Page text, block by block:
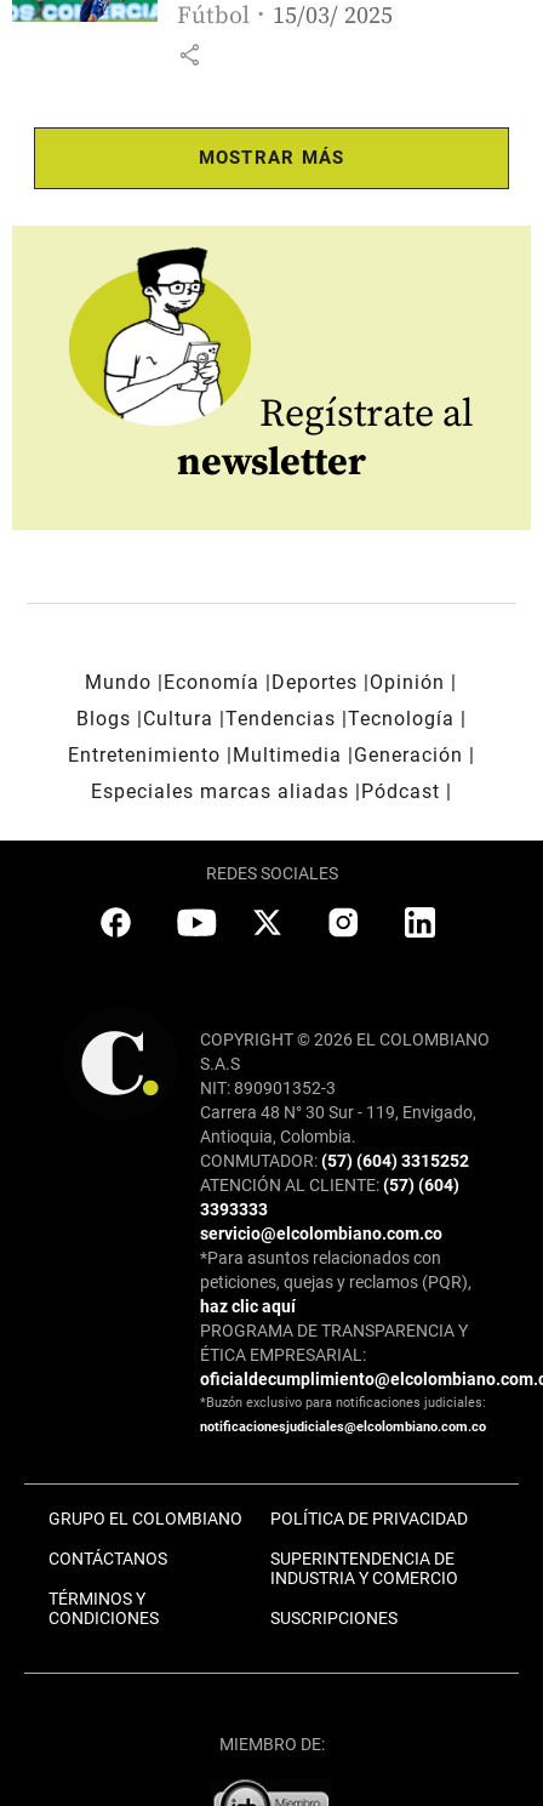
Fútbol 15/03/ 2025
share
MOSTRAR MÁS
Regístrate al
newsletter
Mundo Economía Deportes
Opinión
Blogs
Cultura Tendencias Tecnología
Entretenimiento
Multimedia
Generación
Especiales marcas aliadas
Pódcast
REDES SOCIALES
COPYRIGHT © 2026 EL COLOMBIANO
S.A.S
NIT: 890901352-3
Carrera 48 N° 30 Sur - 119, Envigado,
Antioquia, Colombia.
CONMUTADOR:(57) (604) 3315252
ATENCIÓN AL CLIENTE:(57) (604)
3393333
servicio@elcolombiano.com.co
*Para asuntos relacionados con
peticiones, quejas y reclamos (PQR),
haz clic aquí
PROGRAMA DE TRANSPARENCIA Y
ÉTICA EMPRESARIAL:
*Buzón exclusivo para notificaciones judiciales:
notificacionesjudiciales@elcolombiano.com.co
GRUPO EL COLOMBIANO
CONTÁCTANOS
TÉRMINOS Y
CONDICIONES
POLÍTICA DE PRIVACIDAD
SUPERINTENDENCIA DE
INDUSTRIA Y COMERCIO
SUSCRIPCIONES
MIEMBRO DE: